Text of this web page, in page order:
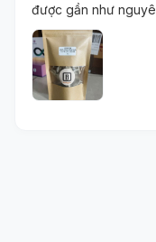
được gần như